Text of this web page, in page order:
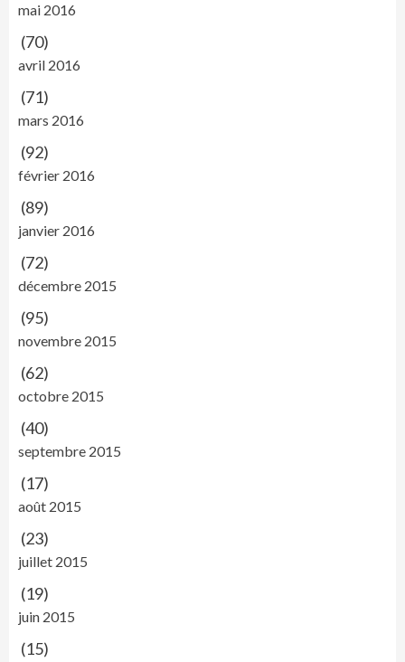
mai 2016
(70)
avril 2016
(71)
mars 2016
(92)
février 2016
(89)
janvier 2016
(72)
décembre 2015
(95)
novembre 2015
(62)
octobre 2015
(40)
septembre 2015
(17)
août 2015
(23)
juillet 2015
(19)
juin 2015
(15)